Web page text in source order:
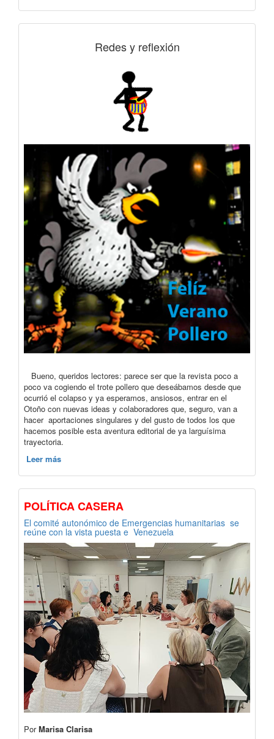
Redes y reflexión
Bueno, queridos lectores: parece ser que la revista poco a
poco va cogiendo el trote pollero que deseábamos desde que
ocurrió el colapso y ya esperamos, ansiosos, entrar en el
Otoño con nuevas ideas y colaboradores que, seguro, van a
hacer aportaciones singulares y del gusto de todos los que
hacemos posible esta aventura editorial de ya larguísima
trayectoria.
Leer más
POLÍTICA CASERA
El comité autonómico de Emergencias humanitarias se
reúne con la vista puesta e Venezuela
PorMarisa Clarisa